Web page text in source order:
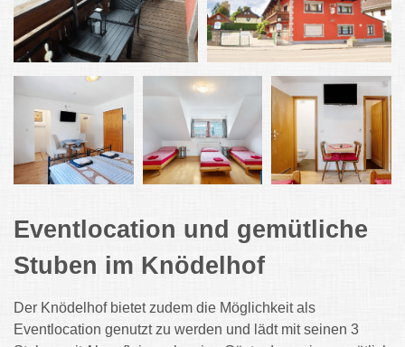
Eventlocation und gemütliche
Stuben im Knödelhof
Der Knödelhof bietet zudem die Möglichkeit als
Eventlocation genutzt zu werden und lädt mit seinen 3